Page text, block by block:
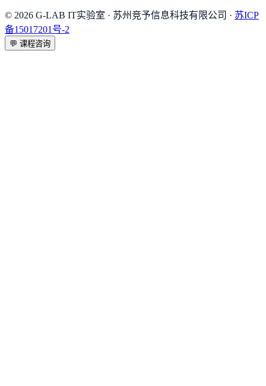
© 2026 G-LAB IT实验室 · 苏州竞予信息科技有限公司 · 苏ICP
备15017201号-2
💬 课程咨询